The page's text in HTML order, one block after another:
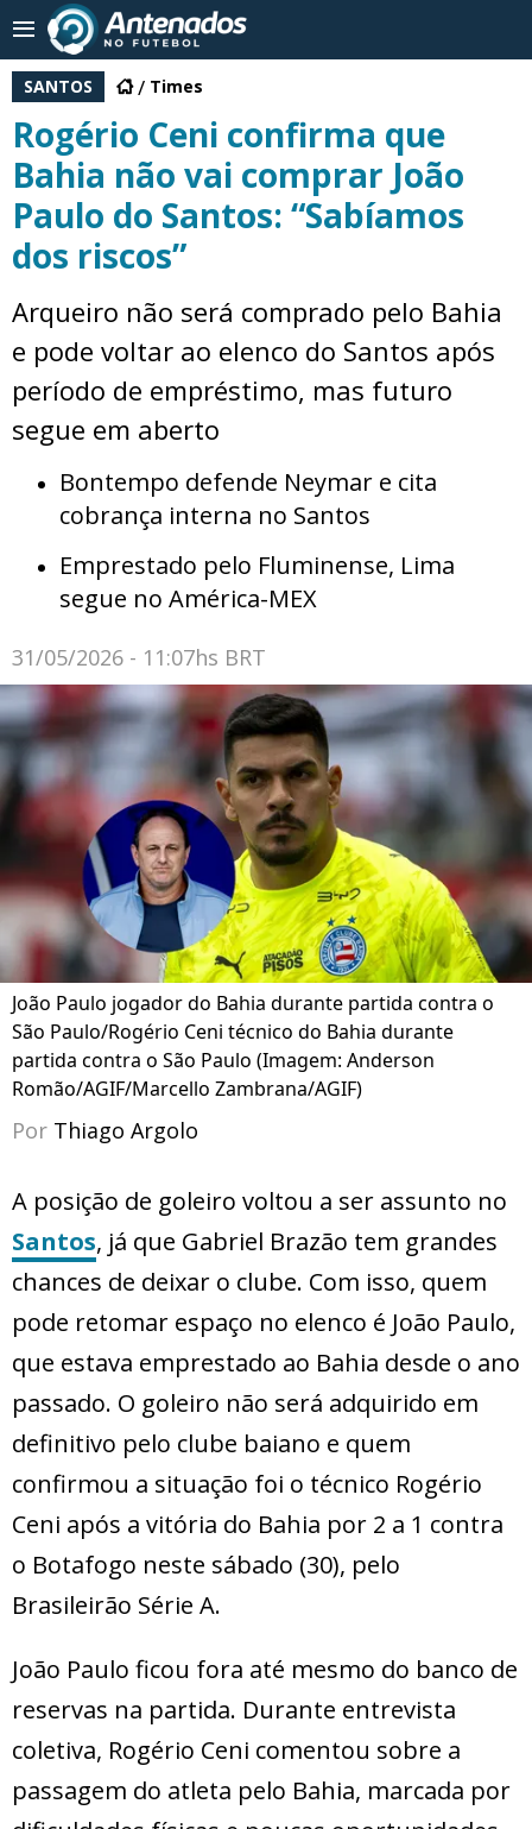
SANTOS Times
Rogério Ceni confirma que
Bahia não vai comprar João
Paulo do Santos: “Sabíamos
dos riscos”
Arqueiro não será comprado pelo Bahia
e pode voltar ao elenco do Santos após
período de empréstimo, mas futuro
segue em aberto
Bontempo defende Neymar e cita
cobrança interna no Santos
Emprestado pelo Fluminense, Lima
segue no América-MEX
31/05/2026 - 11:07hs BRT
João Paulo jogador do Bahia durante partida contra o
São Paulo/Rogério Ceni técnico do Bahia durante
partida contra o São Paulo (Imagem: Anderson
Romão/AGIF/Marcello Zambrana/AGIF)
Por Thiago Argolo
A posição de goleiro voltou a ser assunto no
Santos, já que Gabriel Brazão tem grandes
chances de deixar o clube. Com isso, quem
pode retomar espaço no elenco é João Paulo,
que estava emprestado ao Bahia desde o ano
passado. O goleiro não será adquirido em
definitivo pelo clube baiano e quem
confirmou a situação foi o técnico Rogério
Ceni após a vitória do Bahia por 2 a 1 contra
o Botafogo neste sábado (30), pelo
Brasileirão Série A.
João Paulo ficou fora até mesmo do banco de
reservas na partida. Durante entrevista
coletiva, Rogério Ceni comentou sobre a
passagem do atleta pelo Bahia, marcada por